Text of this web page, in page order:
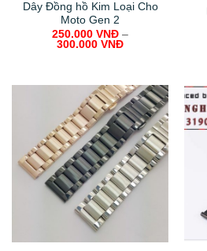
Dây Đồng hồ Kim Loại Cho
Moto Gen 2
250.000 VNĐ –
300.000 VNĐ